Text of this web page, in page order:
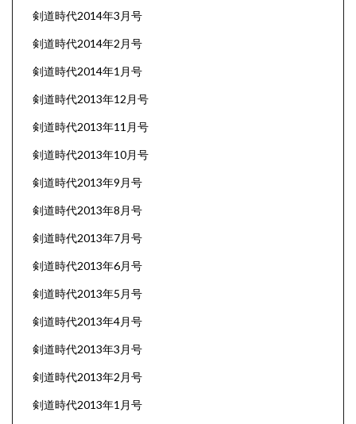
剣道時代2014年3月号
剣道時代2014年2月号
剣道時代2014年1月号
剣道時代2013年12月号
剣道時代2013年11月号
剣道時代2013年10月号
剣道時代2013年9月号
剣道時代2013年8月号
剣道時代2013年7月号
剣道時代2013年6月号
剣道時代2013年5月号
剣道時代2013年4月号
剣道時代2013年3月号
剣道時代2013年2月号
剣道時代2013年1月号